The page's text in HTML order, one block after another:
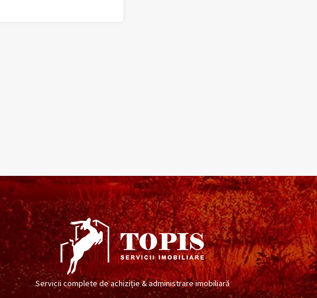
Servicii complete de achiziție & administrare imobiliară